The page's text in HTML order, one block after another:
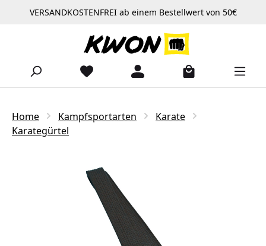
Zum Hauptinhalt springen
VERSANDKOSTENFREI ab einem Bestellwert von 50€
Home Kampfsportarten
Karate
Karategürtel
Bildergalerie überspringen